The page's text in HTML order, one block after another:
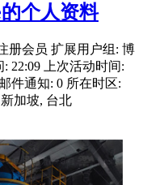
个人资料
册会员 扩展用户组: 博
22:09 上次活动时间:
件通知: 0 所在时区:
加坡, 台北